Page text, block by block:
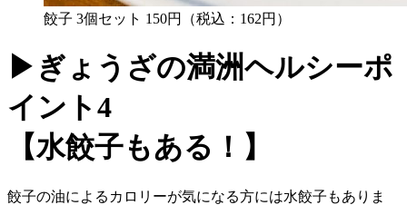
餃子 3個セット 150円（税込：162円）
▶ぎょうざの満洲ヘルシーポ
イント4
【水餃子もある！】
餃子の油によるカロリーが気になる方には水餃子もありま